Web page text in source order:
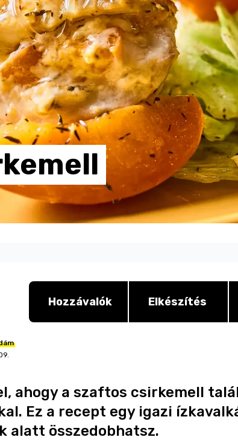
Hozzávalók Elkészítés
ahogy a szaftos csirkemell
Ez a recept egy igazi
alatt összedobhatsz.